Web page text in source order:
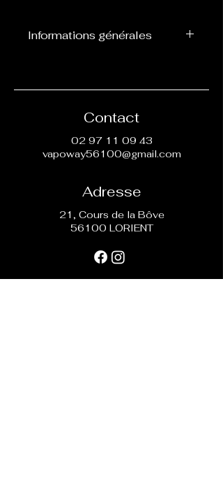
Informations générales
peut pas être vapoté
Contact
02 97 11 09 43
vapoway56100@gmail.com
Adresse
21, Cours de la Bôve
56100 LORIENT